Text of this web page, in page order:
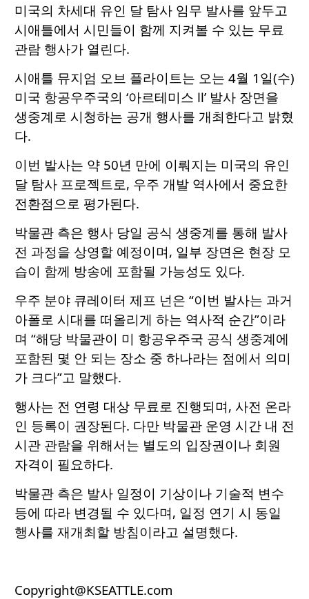
미국의 차세대 유인 달 탐사 임무 발사를 앞두고
시애틀에서 시민들이 함께 지켜볼 수 있는 무료
관람 행사가 열린다.
시애틀 뮤지엄 오브 플라이트는 오는 4월 1일(수)
미국 항공우주국의 ‘아르테미스 Ⅱ’ 발사 장면을
생중계로 시청하는 공개 행사를 개최한다고 밝혔
다.
이번 발사는 약 50년 만에 이뤄지는 미국의 유인
달 탐사 프로젝트로, 우주 개발 역사에서 중요한
전환점으로 평가된다.
박물관 측은 행사 당일 공식 생중계를 통해 발사
전 과정을 상영할 예정이며, 일부 장면은 현장 모
습이 함께 방송에 포함될 가능성도 있다.
우주 분야 큐레이터 제프 넌은 “이번 발사는 과거
아폴로 시대를 떠올리게 하는 역사적 순간”이라
며 “해당 박물관이 미 항공우주국 공식 생중계에
포함된 몇 안 되는 장소 중 하나라는 점에서 의미
가 크다”고 말했다.
행사는 전 연령 대상 무료로 진행되며, 사전 온라
인 등록이 권장된다. 다만 박물관 운영 시간 내 전
시관 관람을 위해서는 별도의 입장권이나 회원
자격이 필요하다.
박물관 측은 발사 일정이 기상이나 기술적 변수
등에 따라 변경될 수 있다며, 일정 연기 시 동일
행사를 재개최할 방침이라고 설명했다.
Copyright@KSEATTLE.com